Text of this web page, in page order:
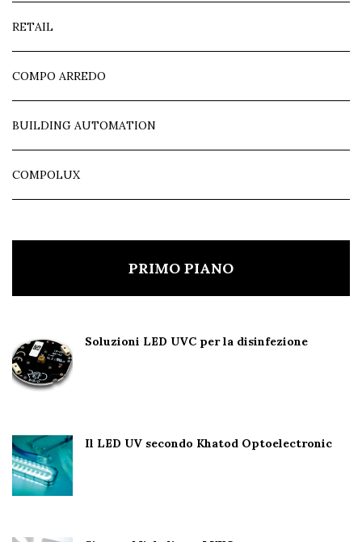
RETAIL
COMPO ARREDO
BUILDING AUTOMATION
COMPOLUX
PRIMO PIANO
Soluzioni LED UVC per la disinfezione
Il LED UV secondo Khatod Optoelectronic